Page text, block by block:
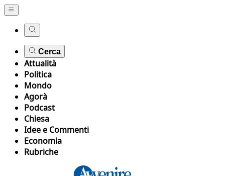
Cerca
Attualità
Politica
Mondo
Agorà
Podcast
Chiesa
Idee e Commenti
Economia
Rubriche